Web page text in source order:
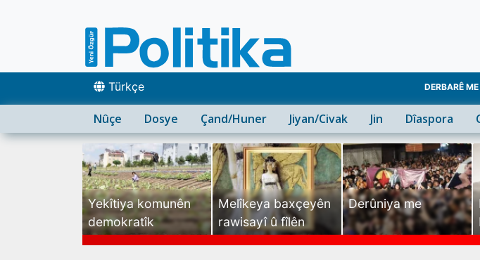
Türkçe DERBARÊ ME
Nûçe Dosye Çand/Huner Jiyan/Civak Jin Dîaspora
Yekîtiya komunên
demokratîk
Melîkeya baxçeyên
rawisayî û fîlên
Derûniya me